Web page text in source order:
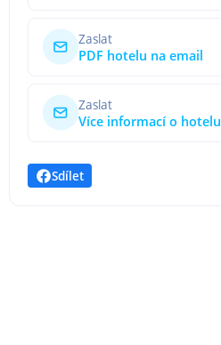
Zaslat
PDF hotelu na email
Zaslat
Více informací o hotelu
Sdílet